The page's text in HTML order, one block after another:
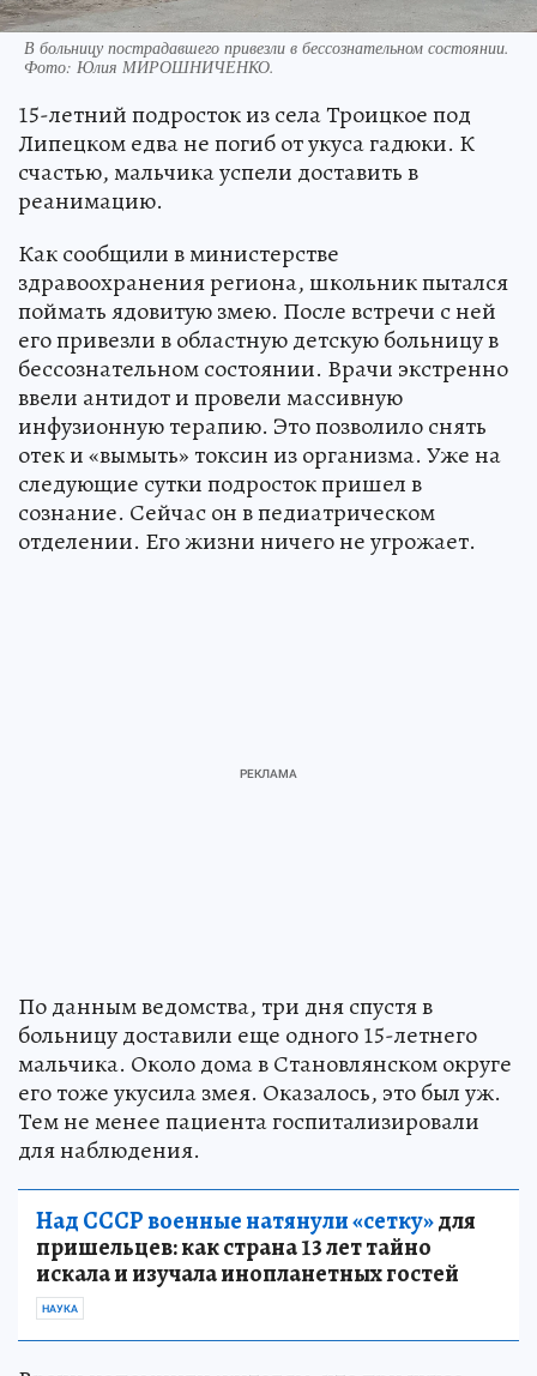
В больницу пострадавшего привезли в бессознательном состоянии.
Фото: Юлия МИРОШНИЧЕНКО.
15-летний подросток из села Троицкое под
Липецком едва не погиб от укуса гадюки. К
счастью, мальчика успели доставить в
реанимацию.
Как сообщили в министерстве
здравоохранения региона, школьник пытался
поймать ядовитую змею. После встречи с ней
его привезли в областную детскую больницу в
бессознательном состоянии. Врачи экстренно
ввели антидот и провели массивную
инфузионную терапию. Это позволило снять
отек и «вымыть» токсин из организма. Уже на
следующие сутки подросток пришел в
сознание. Сейчас он в педиатрическом
отделении. Его жизни ничего не угрожает.
По данным ведомства, три дня спустя в
больницу доставили еще одного 15-летнего
мальчика. Около дома в Становлянском округе
его тоже укусила змея. Оказалось, это был уж.
Тем не менее пациента госпитализировали
для наблюдения.
Над СССР военные натянули «сетку»для
пришельцев: как страна 13 лет тайно
искала и изучала инопланетных гостей
НАУКА